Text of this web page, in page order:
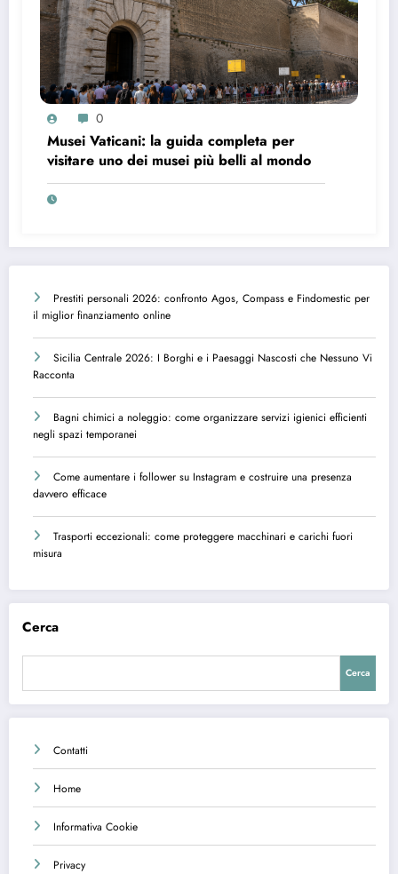
0
Musei Vaticani: la guida completa per
visitare uno dei musei più belli al mondo
Prestiti personali 2026: confronto Agos, Compass e Findomestic per
il miglior finanziamento online
Sicilia Centrale 2026: I Borghi e i Paesaggi Nascosti che Nessuno Vi
Racconta
Bagni chimici a noleggio: come organizzare servizi igienici efficienti
negli spazi temporanei
Come aumentare i follower su Instagram e costruire una presenza
davvero efficace
Trasporti eccezionali: come proteggere macchinari e carichi fuori
misura
Cerca
Cerca
Contatti
Home
Informativa Cookie
Privacy